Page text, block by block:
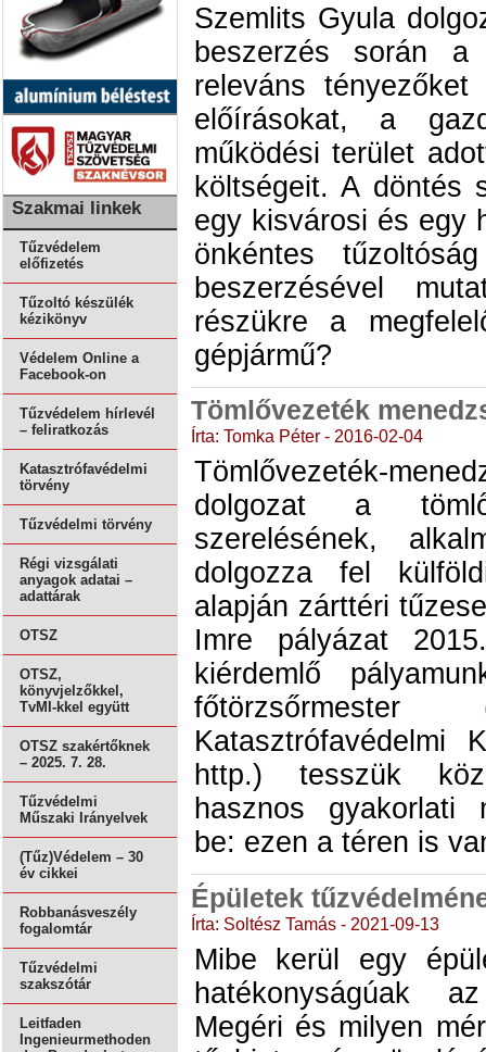
Szakmai linkek
Tűzvédelem
előfizetés
Tűzoltó készülék
kézikönyv
Védelem Online a
Facebook-on
Tűzvédelem hírlevél
– feliratkozás
Katasztrófavédelmi
törvény
Tűzvédelmi törvény
Régi vizsgálati
anyagok adatai –
adattárak
OTSZ
OTSZ,
könyvjelzőkkel,
TvMI-kkel együtt
OTSZ szakértőknek
– 2025. 7. 28.
Tűzvédelmi
Műszaki Irányelvek
(Tűz)Védelem – 30
év cikkei
Robbanásveszély
fogalomtár
Tűzvédelmi
szakszótár
Leitfaden
Ingenieurmethoden
Szemlits Gyula
beszerzés során a
releváns
előírásokat, a
működési terület
költségeit. A döntés
egy kisvárosi és egy
önkéntes
beszerzésével
részükre a
gépjármű?
Tömlővezeték
Írta: Tomka Péter - 2016-02-04
Tömlővezeték-
dolgozat a
szerelésének,
dolgozza fel
alapján zárttéri
Imre pályázat
kiérdemlő
főtörzsőrmester
Katasztrófavédelmi
http.) tesszük
hasznos gyakorlati
be: ezen a téren is
Épületek
Írta: Soltész Tamás - 2021-09-13
Mibe kerül egy
hatékonyságúak
Megéri és milyen